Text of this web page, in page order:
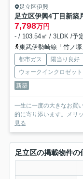
足立区伊興
足立区伊興4丁目新築
7,798万円
- / 103.54㎡ / 3LDK /予
東武伊勢崎線「竹ノ
都市ガス 陽当り良好
ウォークインクロゼット
新築
一生に一度の大きなお買
的に寄り添います。メリ
見る
足立区の掲載物件の